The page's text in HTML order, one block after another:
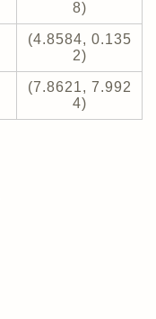
8)
(4.8584, 0.135
2)
(7.8621, 7.992
4)